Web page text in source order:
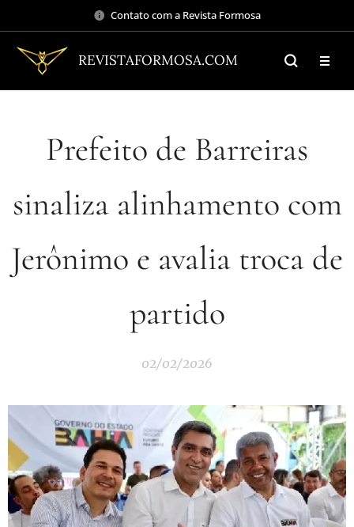
Contato com a Revista Formosa
REVISTAFORMOSA.COM
Prefeito de Barreiras
sinaliza alinhamento com
Jerônimo e avalia troca de
partido
02/02/2026